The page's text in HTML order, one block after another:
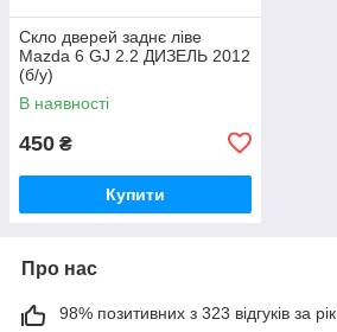
Скло дверей заднє ліве
Mazda 6 GJ 2.2 ДИЗЕЛЬ 2012
(б/у)
В наявності
450 ₴
Купити
Про нас
98% позитивних з 323 відгуків за рік